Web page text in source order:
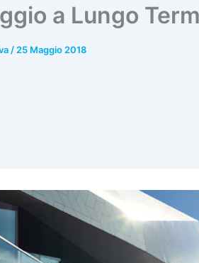
a Lungo
/ 25 Maggio 2018